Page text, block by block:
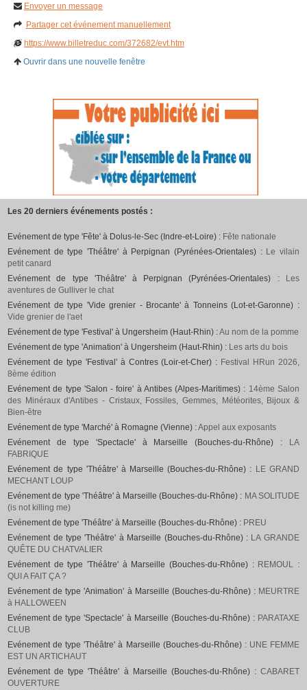
Envoyer un message
Partager cet événement manuellement
https://www.billetreduc.com/372682/evt.htm
Ouvrir dans une nouvelle fenêtre
Les 20 derniers événements postés :
Evénement de type 'Fête' à Dolus-le-Sec (Indre-et-Loire) : Fête nationale
Evénement de type 'Théâtre' à Perpignan (Pyrénées-Orientales) : Le vilain
petit canard
Evénement de type 'Théâtre' à Perpignan (Pyrénées-Orientales) :
Les
aventures de Gulliver le chat
Evénement de type 'Vide grenier - Brocante' à Tonneins (Lot-et-Garonne) :
Vide grenier de l'aet
Evénement de type 'Festival' à Ungersheim (Haut-Rhin) :Au nom de la pomme
Evénement de type 'Animation' à Ungersheim (Haut-Rhin) : Les arts du bois
Evénement de type 'Festival' à Contres (Loir-et-Cher) : Festival HRun 2026,
8ème édition
Evénement de type 'Salon - foire' à Antibes (Alpes-Maritimes) : 14ème Salon
des Minéraux d'Antibes - Cristaux, Fossiles, Gemmes, Météorites, Bijoux &
Bien-être
Evénement de type 'Marché' à Romagne (Vienne) :Appel aux exposants
Evénement de type 'Spectacle' à Marseille (Bouches-du-Rhône) :
LA
FABRIQUE
Evénement de type 'Théâtre' à Marseille (Bouches-du-Rhône) : LE GRAND
MECHANT LOUP
Evénement de type 'Théâtre' à Marseille (Bouches-du-Rhône) : MA SOLITUDE
(is not killing me)
Evénement de type 'Théâtre' à Marseille (Bouches-du-Rhône) : PREU
Evénement de type 'Théâtre' à Marseille (Bouches-du-Rhône) : LA GRANDE
QUÊTE DU CHATVALIER
Evénement de type 'Théâtre' à Marseille (Bouches-du-Rhône) : REMOUL :
QUI A FAIT ÇA ?
Evénement de type 'Animation' à Marseille (Bouches-du-Rhône) : MEURTRE
à HALLOWEEN
Evénement de type 'Spectacle' à Marseille (Bouches-du-Rhône) : PARATAXE
CLUB
Evénement de type 'Théâtre' à Marseille (Bouches-du-Rhône) : UNE FEMME
EST UN ARTICHAUT
Evénement de type 'Théâtre' à Marseille (Bouches-du-Rhône) : CABARET
OUVERTURE